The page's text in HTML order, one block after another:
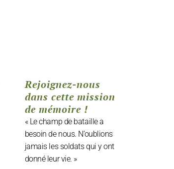
Rejoignez-nous
dans cette mission
de mémoire !
« Le champ de bataille a
besoin de nous. N’oublions
jamais les soldats qui y ont
donné leur vie. »